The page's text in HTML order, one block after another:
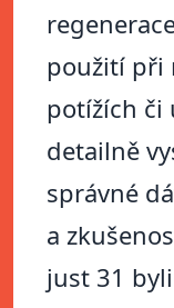
použití při
potížích či
detailně
správné
a
just 31